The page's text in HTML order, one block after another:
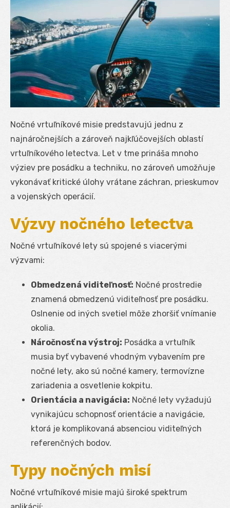
Nočné vrtuľníkové misie predstavujú jednu z
najnáročnejších a zároveň najkľúčovejších oblastí
vrtuľníkového letectva. Let v tme prináša mnoho
výziev pre posádku a techniku, no zároveň umožňuje
vykonávať kritické úlohy vrátane záchran, prieskumov
a vojenských operácií.
Výzvy nočného letectva
Nočné vrtuľníkové lety sú spojené s viacerými
výzvami:
Obmedzená viditeľnosť: Nočné prostredie
znamená obmedzenú viditeľnosť pre posádku.
Oslnenie od iných svetiel môže zhoršiť vnímanie
okolia.
Náročnosť na výstroj: Posádka a vrtuľník
musia byť vybavené vhodným vybavením pre
nočné lety, ako sú nočné kamery, termovízne
zariadenia a osvetlenie kokpitu.
Orientácia a navigácia: Nočné lety vyžadujú
vynikajúcu schopnosť orientácie a navigácie,
ktorá je komplikovaná absenciou viditeľných
referenčných bodov.
Typy nočných misí
Nočné vrtuľníkové misie majú široké spektrum